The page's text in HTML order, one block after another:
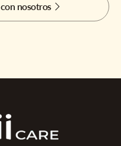
nosotros